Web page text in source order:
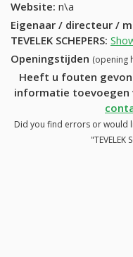
Website: n\a
Eigenaar / directeur /
TEVELEK SCHEPERS:
Openingstijden (opening
Heeft u fouten
informatie toevoegen
Did you find errors or would
"TEVELEK